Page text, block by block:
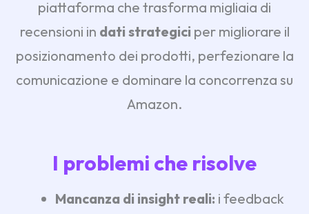
piattaforma che trasforma migliaia di
recensioni in dati strategici per migliorare il
posizionamento dei prodotti, perfezionare la
comunicazione e dominare la concorrenza su
Amazon.
I problemi che risolve
Mancanza di insight reali: i feedback